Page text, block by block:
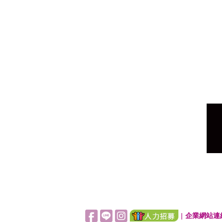
| 企業網站連